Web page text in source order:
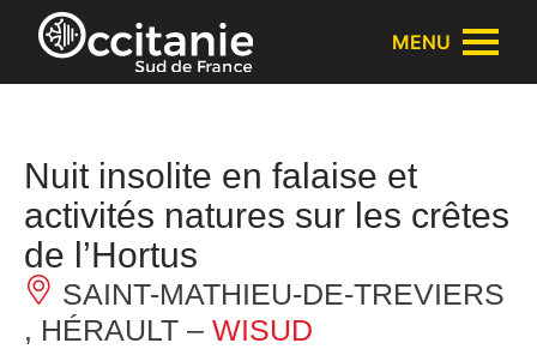
Panneau de gestion des cookies
MENU
Nuit insolite en falaise et
activités natures sur les crêtes
de l’Hortus
SAINT-MATHIEU-DE-TREVIERS
, HÉRAULT – WISUD